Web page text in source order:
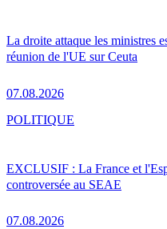
La droite attaque les ministres
réunion de l'UE sur Ceuta
07.08.2026
EXCLUSIF : La France et
controversée au SEAE
07.08.2026
POLITIQUE